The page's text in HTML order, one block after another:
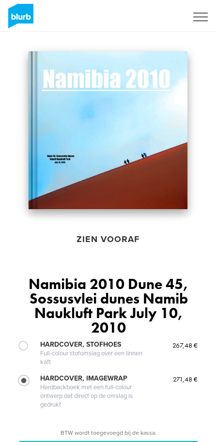
ZIEN VOORAF
Namibia 2010 Dune 45,
Sossusvlei dunes Namib
Naukluft Park July 10,
2010
HARDCOVER, STOFHOES
Full-colour stofomslag over een linnen
kaft
267,48 €
HARDCOVER, IMAGEWRAP
Hardbackboek met een full-colour
ontwerp dat direct op de omslag is
gedrukt
271,48 €
BTW wordt toegevoegd bij de kassa.